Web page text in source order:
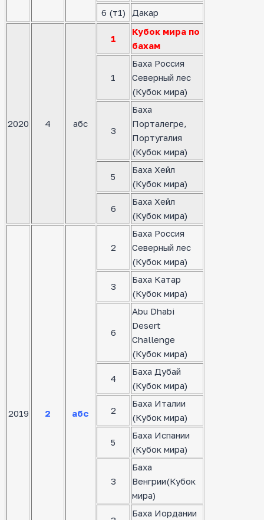
6 (т1)
Дакар
2020 4 абс
1
Кубок мира по
бахам
1
Баха Россия
Северный лес
(Кубок мира)
3
Баха
Порталегре,
Португалия
(Кубок мира)
5
Баха Хейл
(Кубок мира)
6
Баха Хейл
(Кубок мира)
2019 2 абс
2
Баха Россия
Северный лес
(Кубок мира)
3
Баха Катар
(Кубок мира)
6
Abu Dhabi
Desert
Challenge
(Кубок мира)
4
Баха Дубай
(Кубок мира)
2
Баха Италии
(Кубок мира)
5
Баха Испании
(Кубок мира)
3
Баха
Венгрии(Кубок
мира)
Баха Иордании